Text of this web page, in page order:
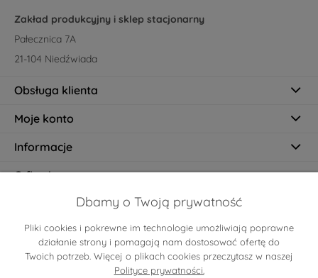
Zakład produkcyjny i sklep stacjonarny
Pałecznica 7A
21-104 Niedźwiada
Obsługa klienta
Moje konto
Informacje
O firmie
Certyfikaty
Dbamy o Twoją prywatność
Pliki cookies i pokrewne im technologie umożliwiają poprawne
działanie strony i pomagają nam dostosować ofertę do
Twoich potrzeb. Więcej o plikach cookies przeczytasz w naszej
Polityce prywatności.